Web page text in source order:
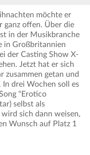
möchte er
ganz offen. Über die
in der Musikbranche
in Großbritannien
der Casting Show X-
Jetzt hat er sich
zusammen getan und
drei Wochen soll es
"Erotico
selbst als
sich dann weisen,
Wunsch auf Platz 1